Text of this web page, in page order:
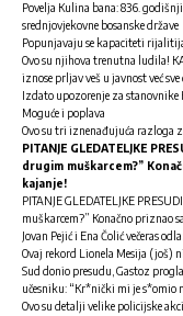
Povelja Kulina bana: 836.
srednjovjekovne bosanske države
Popunjavaju se kapaciteti
Ovo su njihova trenutna ludila!
iznose prljav veš u javnost već sve
Izdato upozorenje za stanovnike
Moguće i poplava
Ovo su tri iznenađujuća razloga
PITANJE GLEDATELJKE
drugim muškarcem?”
kajanje!
PITANJE GLEDATELJKE
muškarcem?” Konačno priznao
Jovan Pejić i Ena Čolić večeras
Ovaj rekord Lionela Mesija (još)
Sud donio presudu, Gastoz
učesniku: “Kr*nički mi je s*omio
Ovo su detalji velike policijske